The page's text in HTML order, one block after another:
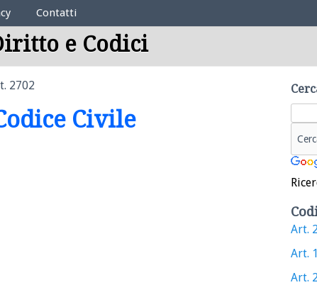
Contatti
e Codici
2702
Civile
Art.
Art.
Art.